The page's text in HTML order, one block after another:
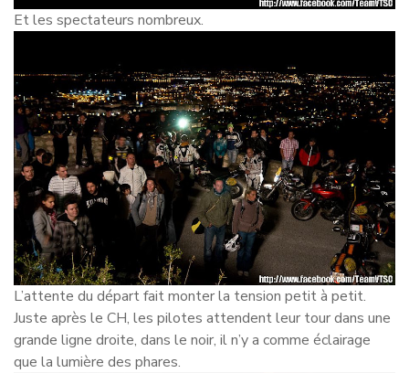
Et les spectateurs nombreux.
L’attente du départ fait monter la tension petit à petit.
Juste après le CH, les pilotes attendent leur tour dans une
grande ligne droite, dans le noir, il n’y a comme éclairage
que la lumière des phares.